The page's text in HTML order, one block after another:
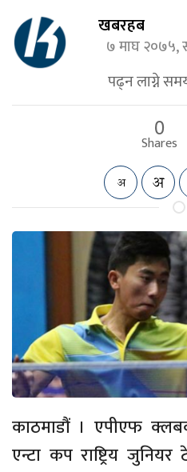
खबरहब
७ माघ २०७५,
पढ्न लाग्ने
0
Shares
काठमाडौं । एपीएफ
एन्टा कप राष्ट्रिय जुनियर